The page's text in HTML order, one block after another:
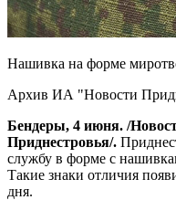
Нашивка на форме
Архив ИА "Новости
Бендеры, 4 июня. /
Приднестровья/.
службу в форме с
Такие знаки отличия
дня.